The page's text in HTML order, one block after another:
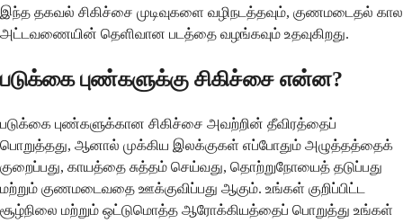
இந்த தகவல் சிகிச்சை முடிவுகளை வழிநடத்தவும், குணமடைதல் கால
அட்டவணையின் தெளிவான படத்தை வழங்கவும் உதவுகிறது.
படுக்கை புண்களுக்கு சிகிச்சை என்ன?
படுக்கை புண்களுக்கான சிகிச்சை அவற்றின் தீவிரத்தைப்
பொறுத்தது, ஆனால் முக்கிய இலக்குகள் எப்போதும் அழுத்தத்தைக்
குறைப்பது, காயத்தை சுத்தம் செய்வது, தொற்றுநோயைத் தடுப்பது
மற்றும் குணமடைவதை ஊக்குவிப்பது ஆகும். உங்கள் குறிப்பிட்ட
சூழ்நிலை மற்றும் ஒட்டுமொத்த ஆரோக்கியத்தைப் பொறுத்து உங்கள்